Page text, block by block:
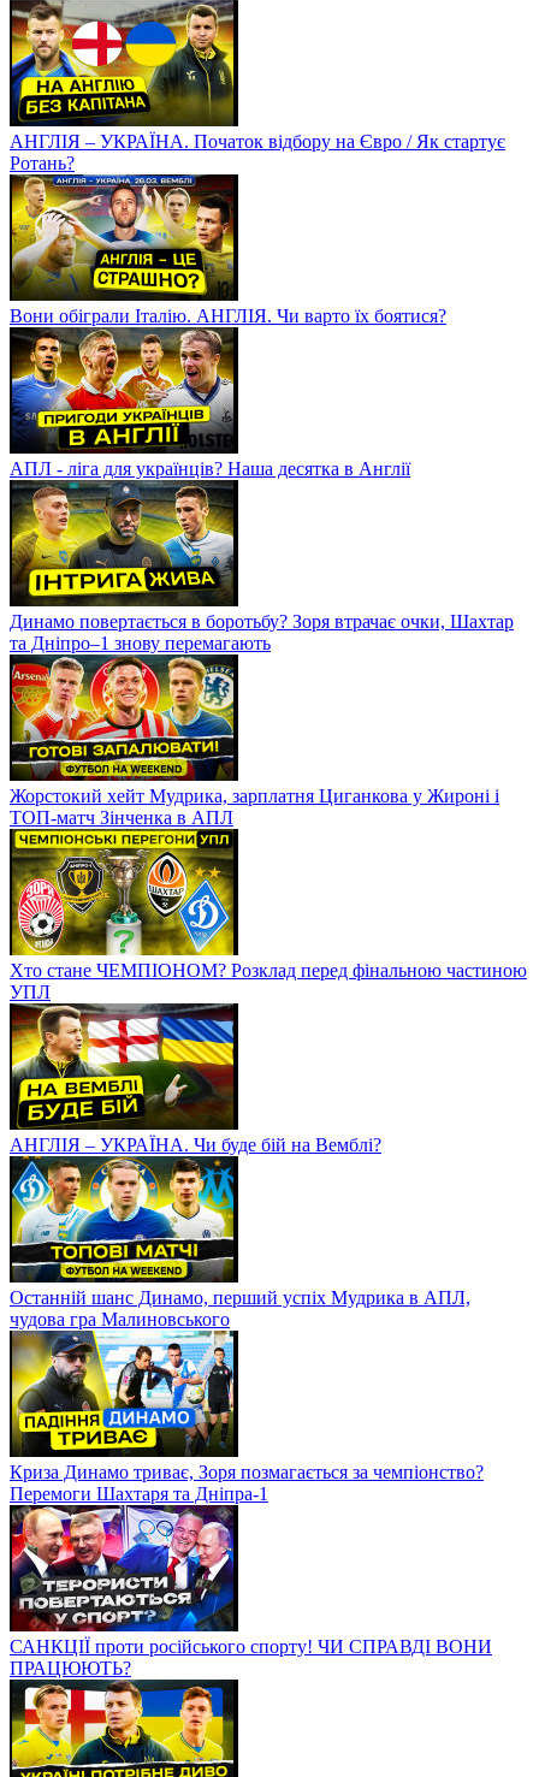
АНГЛІЯ – УКРАЇНА. Початок відбору на Євро / Як стартує
Ротань?
Вони обіграли Італію. АНГЛІЯ. Чи варто їх боятися?
АПЛ - ліга для українців? Наша десятка в Англії
Динамо повертається в боротьбу? Зоря втрачає очки, Шахтар
та Дніпро–1 знову перемагають
Жорстокий хейт Мудрика, зарплатня Циганкова у Жироні і
ТОП-матч Зінченка в АПЛ
Хто стане ЧЕМПІОНОМ? Розклад перед фінальною частиною
УПЛ
АНГЛІЯ – УКРАЇНА. Чи буде бій на Вемблі?
Останній шанс Динамо, перший успіх Мудрика в АПЛ,
чудова гра Малиновського
Криза Динамо триває, Зоря позмагається за чемпіонство?
Перемоги Шахтаря та Дніпра-1
САНКЦІЇ проти російського спорту! ЧИ СПРАВДІ ВОНИ
ПРАЦЮЮТЬ?